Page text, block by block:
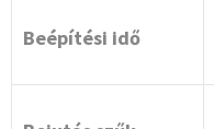
Beépítési idő